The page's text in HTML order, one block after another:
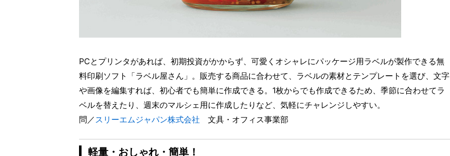
PCとプリンタがあれば、初期投資がかからず、可愛くオシャレにパッケージ用ラベルが製作できる無
料印刷ソフト「ラベル屋さん」。販売する商品に合わせて、ラベルの素材とテンプレートを選び、文字
や画像を編集すれば、初心者でも簡単に作成できる。1枚からでも作成できるため、季節に合わせてラ
ベルを替えたり、週末のマルシェ用に作成したりなど、気軽にチャレンジしやすい。
問／ スリーエムジャパン株式会社 文具・オフィス事業部
軽量・おしゃれ・簡単！